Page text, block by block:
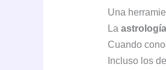
Una
La
Cuando
Incluso los